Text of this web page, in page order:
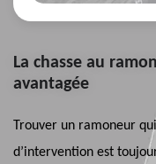
La chasse au
avantagée
Trouver un ramoneur
d’intervention est